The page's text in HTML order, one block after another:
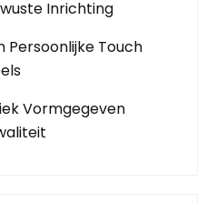
Inrichting
Persoonlijke Touch
Vormgegeven